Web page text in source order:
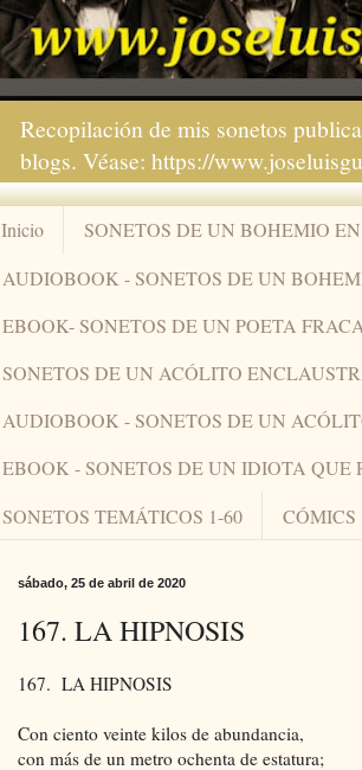
Recopilación de mis sonetos
blogs. Véase: https://
Inicio SONETOS DE UN BOHEMIO
AUDIOBOOK - SONETOS DE UN
EBOOK- SONETOS DE UN POETA
SONETOS DE UN ACÓLITO
AUDIOBOOK - SONETOS DE UN
EBOOK - SONETOS DE UN IDIOTA QUE
SONETOS TEMÁTICOS 1-60
CÓMICS
sábado, 25 de abril de 2020
167. LA HIPNOSIS
167. LA HIPNOSIS
Con ciento veinte kilos de abundancia,
con más de un metro ochenta de estatura;